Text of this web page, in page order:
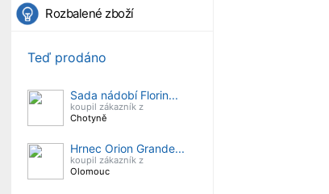
Rozbalené zboží
Teď prodáno
Sada nádobí Florin...
koupil zákazník z
Chotyně
Hrnec Orion Grande...
koupil zákazník z
Olomouc